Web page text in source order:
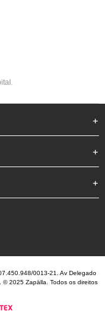
0013-21. Av Delegado
© 2025 Zapälla. Todos os direitos